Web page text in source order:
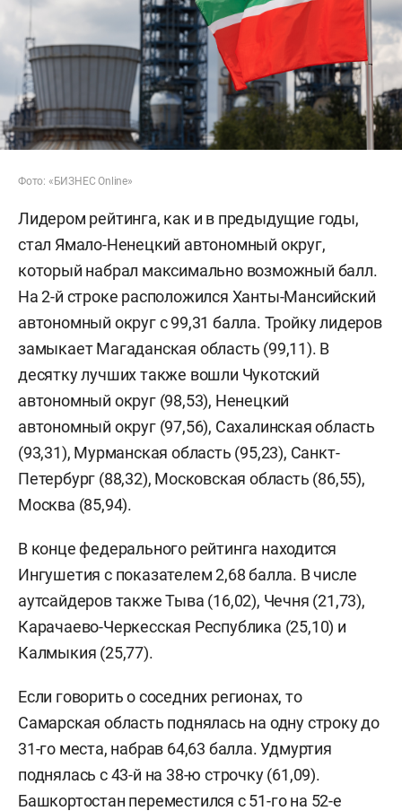
Фото: «БИЗНЕС Online»
Лидером рейтинга, как и в предыдущие годы,
стал Ямало-Ненецкий автономный округ,
который набрал максимально возможный балл.
На 2-й строке расположился Ханты-Мансийский
автономный округ с 99,31 балла. Тройку лидеров
замыкает Магаданская область (99,11). В
десятку лучших также вошли Чукотский
автономный округ (98,53), Ненецкий
автономный округ (97,56), Сахалинская область
(93,31), Мурманская область (95,23), Санкт-
Петербург (88,32), Московская область (86,55),
Москва (85,94).
В конце федерального рейтинга находится
Ингушетия с показателем 2,68 балла. В числе
аутсайдеров также Тыва (16,02), Чечня (21,73),
Карачаево-Черкесская Республика (25,10) и
Калмыкия (25,77).
Если говорить о соседних регионах, то
Самарская область поднялась на одну строку до
31-го места, набрав 64,63 балла. Удмуртия
поднялась с 43-й на 38-ю строчку (61,09).
Башкортостан переместился с 51-го на 52-е